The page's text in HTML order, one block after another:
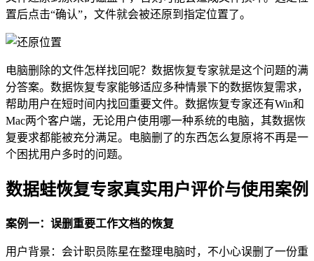
置后点击“确认”，文件就会被还原到指定位置了。
电脑删除的文件怎样找回呢？数据恢复专家就是这个问题的满
分答案。数据恢复专家能够适应多种情景下的数据恢复需求，
帮助用户在短时间内找回重要文件。数据恢复专家还有Win和
Mac两个客户端，无论用户使用哪一种系统的电脑，其数据恢
复要求都能被充分满足。电脑删了的东西怎么复原将不再是一
个困扰用户多时的问题。
数据蛙恢复专家真实用户评价与使用案例
案例一：误删重要工作文档的恢复
用户背景：会计职员陈星在整理电脑时，不小心误删了一份重